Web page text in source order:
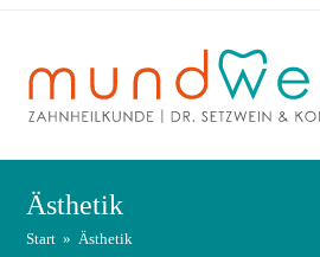
Ästhetik
Start » Ästhetik